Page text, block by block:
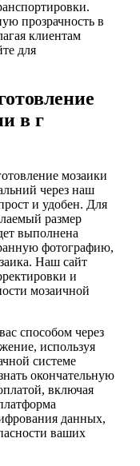
прозрачность в
клиентам
для
в г
мозаики
через наш
и удобен. Для
размер
выполнена
фотографию,
Наш сайт
и
мозаичной
способом через
используя
системе
окончательную
включая
данных,
ваших